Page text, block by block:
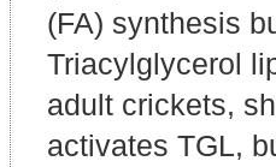
(FA) synthesis
Triacylglycerol
adult crickets,
activates TGL,